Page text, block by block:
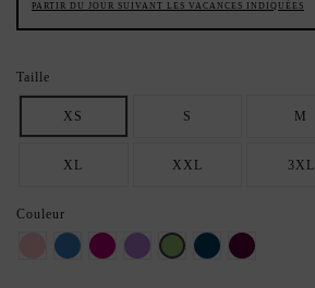
PARTIR DU JOUR SUIVANT LES VACANCES INDIQUÉES
Taille
XS S M
XL XXL 3XL
Couleur
Rose
BLEU FuchsiaLavandePistacheBleu marineAubergine